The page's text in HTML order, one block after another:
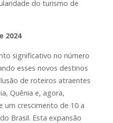
do turismo de
2024
significativo no número
esses novos destinos
de roteiros atraentes
Quênia e, agora,
um crescimento de 10 a
Brasil. Esta expansão